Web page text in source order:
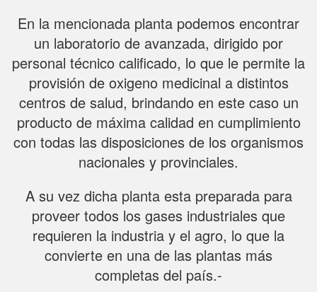
En la mencionada planta podemos encontrar
un laboratorio de avanzada, dirigido por
personal técnico calificado, lo que le permite la
provisión de oxigeno medicinal a distintos
centros de salud, brindando en este caso un
producto de máxima calidad en cumplimiento
con todas las disposiciones de los organismos
nacionales y provinciales.
A su vez dicha planta esta preparada para
proveer todos los gases industriales que
requieren la industria y el agro, lo que la
convierte en una de las plantas más
completas del país.-